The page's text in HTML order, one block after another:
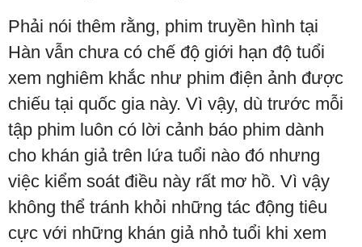
Phải nói thêm rằng, phim truyền hình tại
Hàn vẫn chưa có chế độ giới hạn độ tuổi
xem nghiêm khắc như phim điện ảnh được
chiếu tại quốc gia này. Vì vậy, dù trước mỗi
tập phim luôn có lời cảnh báo phim dành
cho khán giả trên lứa tuổi nào đó nhưng
việc kiểm soát điều này rất mơ hồ. Vì vậy
không thể tránh khỏi những tác động tiêu
cực với những khán giả nhỏ tuổi khi xem